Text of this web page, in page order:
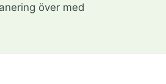
över med